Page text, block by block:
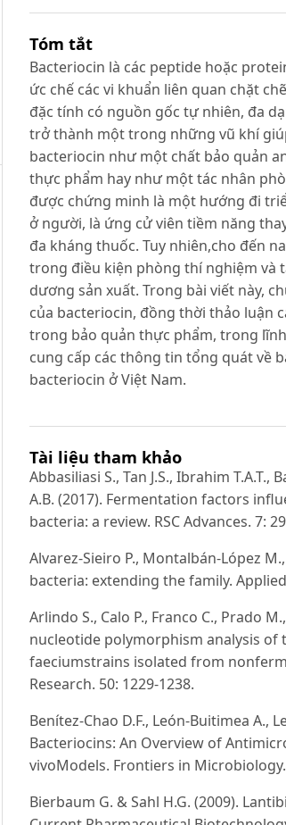
Tóm tắt
Bacteriocin là các peptide hoặc
ức chế các vi khuẩn liên quan chặt
đặc tính có nguồn gốc tự nhiên, đa
trở thành một trong những vũ khí
bacteriocin như một chất bảo quản
thực phẩm hay như một tác nhân
được chứng minh là một hướng đi
ở người, là ứng cử viên tiềm năng
đa kháng thuốc. Tuy nhiên,cho đến
trong điều kiện phòng thí nghiệm và
dương sản xuất. Trong bài viết này,
của bacteriocin, đồng thời thảo luận
trong bảo quản thực phẩm, trong
cung cấp các thông tin tổng quát về
bacteriocin ở Việt Nam.
Tài liệu tham khảo
Abbasiliasi S., Tan J.S., Ibrahim
A.B. (2017). Fermentation factors
bacteria: a review. RSC Advances. 7:
Alvarez-Sieiro P., Montalbán-López
bacteria: extending the family.
Arlindo S., Calo P., Franco C., Prado
nucleotide polymorphism analysis
faeciumstrains isolated from
Research. 50: 1229-1238.
Benítez-Chao D.F., León-Buitimea A.,
Bacteriocins: An Overview of
vivoModels. Frontiers in Microbiology.
Bierbaum G. & Sahl H.G. (2009).